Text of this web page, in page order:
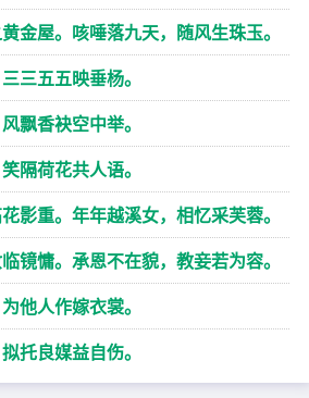
金屋。咳唾落九天，随风生珠玉。
三五五映垂杨。
飘香袂空中举。
隔荷花共人语。
影重。年年越溪女，相忆采芙蓉。
镜慵。承恩不在貌，教妾若为容。
他人作嫁衣裳。
托良媒益自伤。